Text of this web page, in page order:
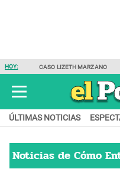
HOY: CASO LIZETH MARZANO
ÚLTIMAS NOTICIAS
Noticias de Cómo